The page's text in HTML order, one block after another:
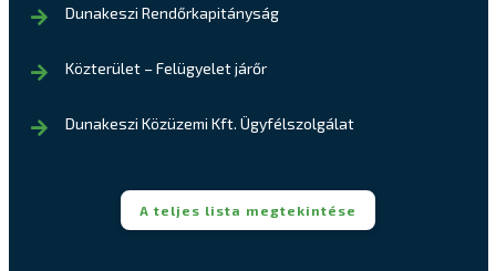
Dunakeszi Rendőrkapitányság
Közterület – Felügyelet járőr
Dunakeszi Közüzemi Kft. Ügyfélszolgálat
A teljes lista megtekintése